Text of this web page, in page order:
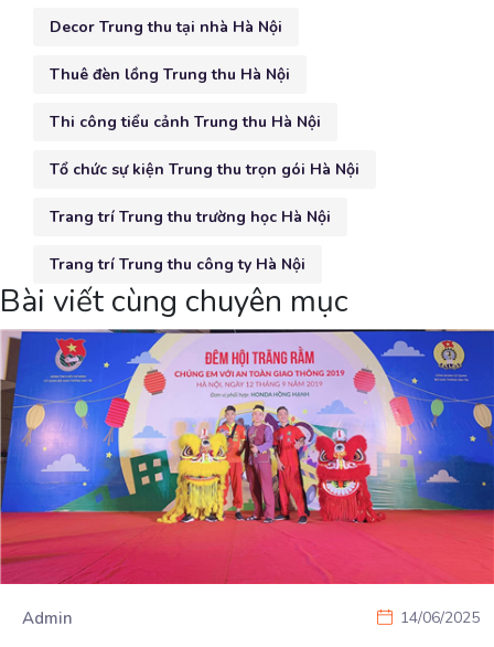
Decor Trung thu tại nhà Hà Nội
Thuê đèn lồng Trung thu Hà Nội
Thi công tiểu cảnh Trung thu Hà Nội
Tổ chức sự kiện Trung thu trọn gói Hà Nội
Trang trí Trung thu trường học Hà Nội
Trang trí Trung thu công ty Hà Nội
Bài viết cùng chuyên mục
Admin 14/06/2025